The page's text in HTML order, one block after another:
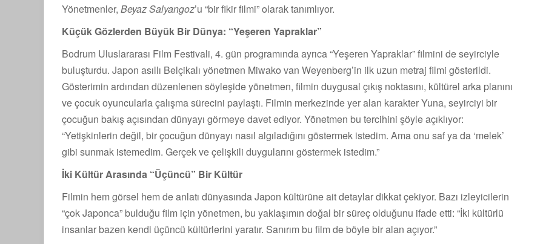
Yönetmenler, Beyaz Salyangoz’u “bir fikir filmi” olarak tanımlıyor.
Küçük Gözlerden Büyük Bir Dünya: “Yeşeren Yapraklar”
Bodrum Uluslararası Film Festivali, 4. gün programında ayrıca “Yeşeren Yapraklar” filmini de seyirciyle
buluşturdu. Japon asıllı Belçikalı yönetmen Miwako van Weyenberg’in ilk uzun metraj filmi gösterildi.
Gösterimin ardından düzenlenen söyleşide yönetmen, filmin duygusal çıkış noktasını, kültürel arka planını
ve çocuk oyuncularla çalışma sürecini paylaştı. Filmin merkezinde yer alan karakter Yuna, seyirciyi bir
çocuğun bakış açısından dünyayı görmeye davet ediyor. Yönetmen bu tercihini şöyle açıklıyor:
“Yetişkinlerin değil, bir çocuğun dünyayı nasıl algıladığını göstermek istedim. Ama onu saf ya da ‘melek’
gibi sunmak istemedim. Gerçek ve çelişkili duygularını göstermek istedim.”
İki Kültür Arasında “Üçüncü” Bir Kültür
Filmin hem görsel hem de anlatı dünyasında Japon kültürüne ait detaylar dikkat çekiyor. Bazı izleyicilerin
“çok Japonca” bulduğu film için yönetmen, bu yaklaşımın doğal bir süreç olduğunu ifade etti: “İki kültürlü
insanlar bazen kendi üçüncü kültürlerini yaratır. Sanırım bu film de böyle bir alan açıyor.”